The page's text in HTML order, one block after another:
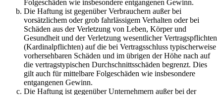
Folgeschäden wie insbesondere entgangenen Gewinn.
Die Haftung ist gegenüber Verbrauchern außer bei
vorsätzlichem oder grob fahrlässigem Verhalten oder bei
Schäden aus der Verletzung von Leben, Körper und
Gesundheit und der Verletzung wesentlicher Vertragspflichten
(Kardinalpflichten) auf die bei Vertragsschluss typischerweise
vorhersehbaren Schäden und im übrigen der Höhe nach auf
die vertragstypischen Durchschnittsschäden begrenzt. Dies
gilt auch für mittelbare Folgeschäden wie insbesondere
entgangenen Gewinn.
Die Haftung ist gegenüber Unternehmern außer bei der